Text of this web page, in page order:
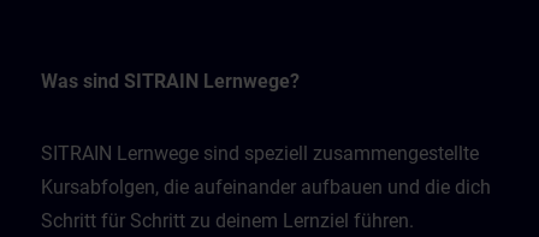
Was sind SITRAIN Lernwege?
SITRAIN Lernwege sind speziell zusammengestellte
Kursabfolgen, die aufeinander aufbauen und die dich
Schritt für Schritt zu deinem Lernziel führen.